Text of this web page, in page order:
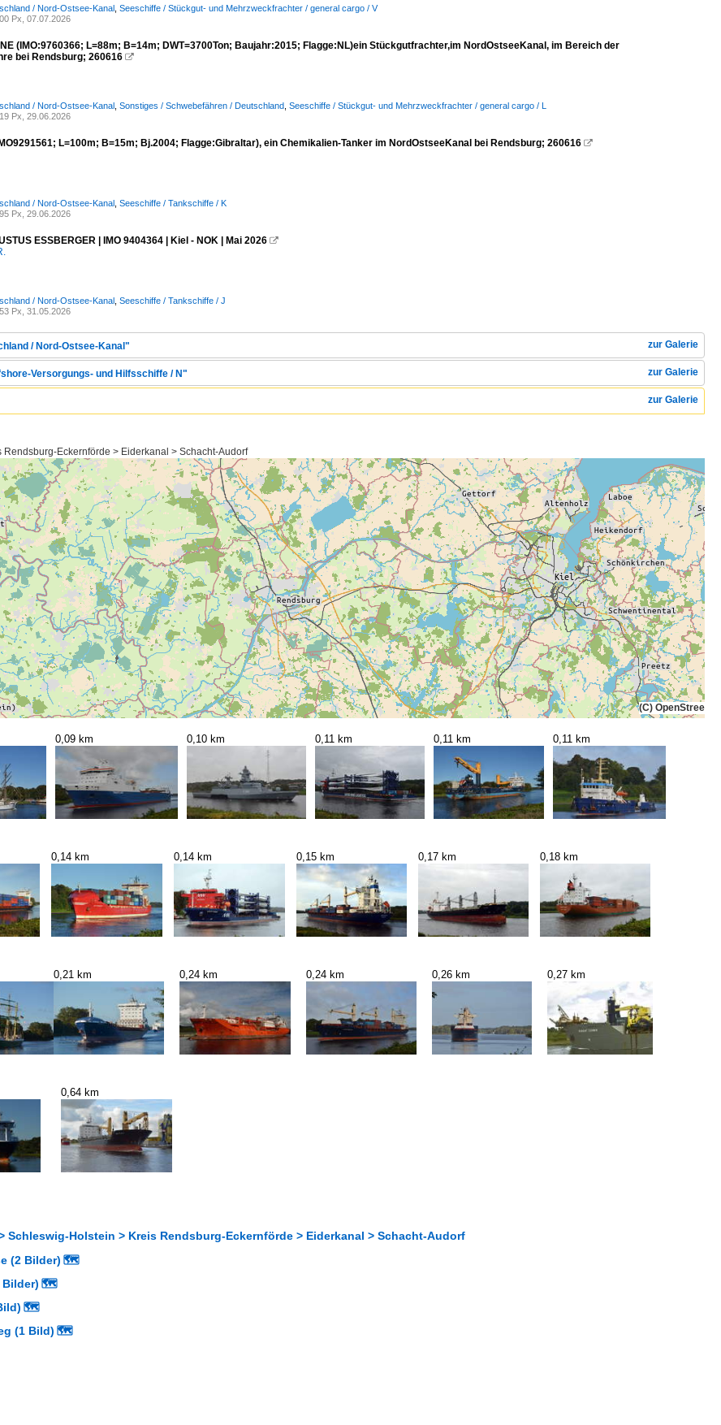
/ Nord-Ostsee-Kanal Seeschiffe / Stückgut- und Mehrzweckfrachter / general cargo / V
Px, 07.07.2026
(IMO:9760366; L=88m; B=14m; DWT=3700Ton; Baujahr:2015; Flagge:NL)ein Stückgutfrachter,im NordOstseeKanal, im Bereich der
bei Rendsburg; 260616 
/ Nord-Ostsee-Kanal Sonstiges / Schwebefähren / Deutschland Seeschiffe / Stückgut- und Mehrzweckfrachter / general cargo / L
Px, 29.06.2026
L=100m; B=15m; Bj.2004; Flagge:Gibraltar), ein Chemikalien-Tanker im NordOstseeKanal bei Rendsburg; 260616 
/ Nord-Ostsee-Kanal Seeschiffe / Tankschiffe / K
Px, 29.06.2026
ESSBERGER | IMO 9404364 | Kiel - NOK | Mai 2026 
/ Nord-Ostsee-Kanal Seeschiffe / Tankschiffe / J
Px, 31.05.2026
zur Galerie
/ Nord-Ostsee-Kanal"
zur Galerie
Versorgungs- und Hilfsschiffe / N"
zur Galerie
Eckernförde > Eiderkanal > Schacht-Audorf
(C)
0,09 km 0,10 km 0,11 km 0,11 km 0,11 km
0,14 km 0,14 km 0,15 km 0,17 km 0,18 km
0,21 km 0,24 km 0,24 km 0,26 km 0,27 km
0,64 km
Schleswig-Holstein > Kreis Rendsburg-Eckernförde > Eiderkanal > Schacht-Audorf
(2 Bilder) 🗺
Bilder) 🗺
🗺
(1 Bild) 🗺